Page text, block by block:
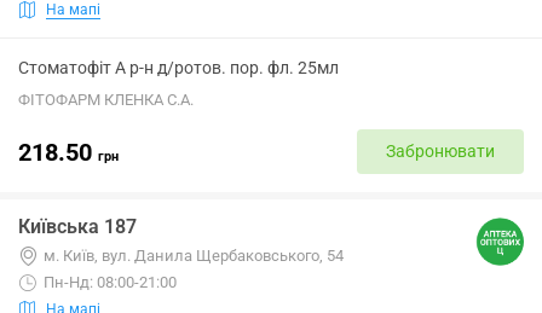
На мапі
Стоматофіт А р-н д/ротов. пор. фл. 25мл
ФІТОФАРМ КЛЕНКА С.А.
218.50 грн Забронювати
Київська 187
м. Київ, вул. Данила Щербаковського, 54
Пн-Нд: 08:00-21:00
На мапі